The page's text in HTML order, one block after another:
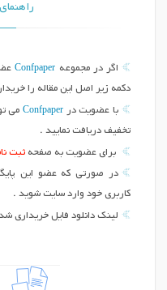
اگر در مجموعه Confpaper
دکمه زیر اصل این مقاله را
با عضویت در Confpaperمی
تخفیف دریافت نمایید .
برای عضویت به صفحه ثبت
در صورتی که عضو این
کاربری خود وارد سایت شوید .
لینک دانلود فایل خریداری